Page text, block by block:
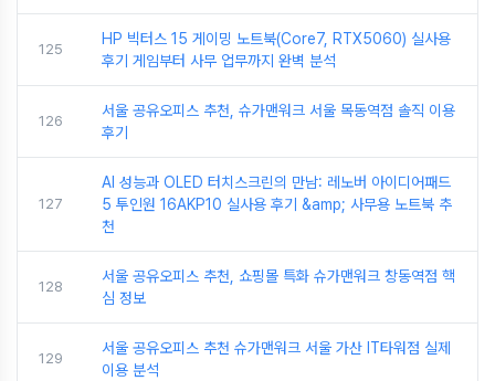
125
HP 빅터스 15 게이밍 노트북(Core7, RTX5060) 실사용
후기 게임부터 사무 업무까지 완벽 분석
126
서울 공유오피스 추천, 슈가맨워크 서울 목동역점 솔직 이용
후기
127
AI 성능과 OLED 터치스크린의 만남: 레노버 아이디어패드
5 투인원 16AKP10 실사용 후기 &amp; 사무용 노트북 추
천
128
서울 공유오피스 추천, 쇼핑몰 특화 슈가맨워크 창동역점 핵
심 정보
129
서울 공유오피스 추천 슈가맨워크 서울 가산 IT타워점 실제
이용 분석